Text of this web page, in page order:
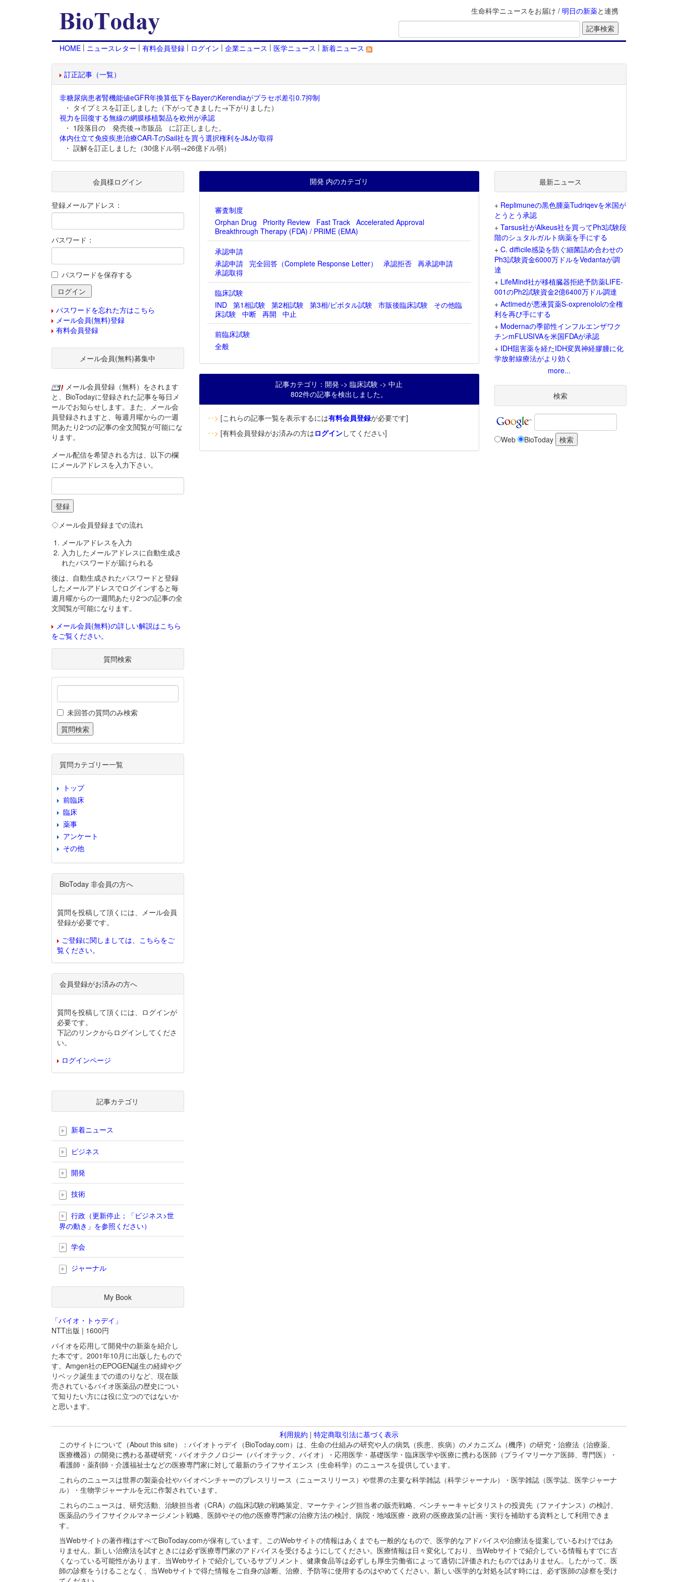
生命科学ニュースをお届け / 明日の新薬と連携
HOME | ニュースレター | 有料会員登録 | ログイン | 企業ニュース | 医学ニュース | 新着ニュース
訂正記事（一覧）
非糖尿病患者腎機能値eGFR年換算低下をBayerのKerendiaがプラセボ差引0.7抑制
・ タイプミスを訂正しました（下がってきました→下がりました）
視力を回復する無線の網膜移植製品を欧州が承認
・ 1段落目の 発売後→市販品 に訂正しました。
体内仕立て免疫疾患治療CAR-TのSail社を買う選択権利をJ&Jが取得
・ 誤解を訂正しました（30億ドル弱→26億ドル弱）
開発 内のカテゴリ
審査制度
Orphan Drug
Priority Review Fast Track
Accelerated Approval
Breakthrough Therapy (FDA) / PRIME (EMA)
承認申請
承認申請
完全回答（Complete Response Letter） 承認拒否
再承認申請
承認取得
臨床試験
IND
第1相試験 第2相試験 第3相/ピボタル試験 市販後臨床試験
その他臨
床試験
中断 再開
中止
前臨床試験
全般
記事カテゴリ：開発 -> 臨床試験 -> 中止
802件の記事を検出しました。
‥> [これらの記事一覧を表示するには有料会員登録が必要です]
‥> [有料会員登録がお済みの方はログインしてください]
会員様ログイン
登録メールアドレス：
パスワード：
パスワードを保存する
パスワードを忘れた方はこちら
メール会員(無料)登録
有料会員登録
メール会員(無料)募集中
メール会員登録（無料）をされます
と、BioTodayに登録された記事を毎日メ
ールでお知らせします。また、メール会
員登録されますと、毎週月曜からの一週
間あたり2つの記事の全文閲覧が可能にな
ります。
メール配信を希望される方は、以下の欄
にメールアドレスを入力下さい。
◇メール会員登録までの流れ
メールアドレスを入力
入力したメールアドレスに自動生成さ
れたパスワードが届けられる
後は、自動生成されたパスワードと登録
したメールアドレスでログインすると毎
週月曜からの一週間あたり2つの記事の全
文閲覧が可能になります。
メール会員(無料)の詳しい解説はこちら
をご覧ください。
質問検索
未回答の質問のみ検索
質問カテゴリー一覧
トップ
前臨床
臨床
薬事
アンケート
その他
BioToday 非会員の方へ
質問を投稿して頂くには、メール会員
登録が必要です。
ご登録に関しましては、こちらをご
覧ください。
会員登録がお済みの方へ
質問を投稿して頂くには、ログインが
必要です。
下記のリンクからログインしてくださ
い。
ログインページ
記事カテゴリ
新着ニュース
ビジネス
開発
技術
行政（更新停止；「ビジネス>世
界の動き」を参照ください）
学会
ジャーナル
My Book
「バイオ・トゥデイ」
NTT出版 | 1600円
バイオを応用して開発中の新薬を紹介し
た本です。2001年10月に出版したもので
す。Amgen社のEPOGEN誕生の経緯やグ
リベック誕生までの道のりなど、現在販
売されているバイオ医薬品の歴史につい
て知りたい方には役に立つのではないか
と思います。
最新ニュース
+ Replimuneの黒色腫薬Tudriqevを米国が
とうとう承認
+ Tarsus社がAlkeus社を買ってPh3試験段
階のシュタルガルト病薬を手にする
+ C. difficile感染を防ぐ細菌詰め合わせの
Ph3試験資金6000万ドルをVedantaが調
達
+ LifeMind社が移植臓器拒絶予防薬LIFE-
001のPh2試験資金2億6400万ドル調達
+ Actimedが悪液質薬S-oxprenololの全権
利を再び手にする
+ Modernaの季節性インフルエンザワク
チンmFLUSIVAを米国FDAが承認
+ IDH阻害薬を経たIDH変異神経膠腫に化
学放射線療法がより効く
more...
検索
Web BioToday
利用規約 | 特定商取引法に基づく表示
このサイトについて（About this site）：バイオトゥデイ（BioToday.com）は、生命の仕組みの研究や人の病気（疾患、疾病）のメカニズム（機序）の研究・治療法（治療薬、
医療機器）の開発に携わる基礎研究・バイオテクノロジー（バイオテック、バイオ）・応用医学・基礎医学・臨床医学や医療に携わる医師（プライマリーケア医師、専門医）・
看護師・薬剤師・介護福祉士などの医療専門家に対して最新のライフサイエンス（生命科学）のニュースを提供しています。
これらのニュースは世界の製薬会社やバイオベンチャーのプレスリリース（ニュースリリース）や世界の主要な科学雑誌（科学ジャーナル）・医学雑誌（医学誌、医学ジャーナ
ル）・生物学ジャーナルを元に作製されています。
これらのニュースは、研究活動、治験担当者（CRA）の臨床試験の戦略策定、マーケティング担当者の販売戦略、ベンチャーキャピタリストの投資先（ファイナンス）の検討、
医薬品のライフサイクルマネージメント戦略、医師やその他の医療専門家の治療方法の検討、病院・地域医療・政府の医療政策の計画・実行を補助する資料として利用できま
す。
当Webサイトの著作権はすべてBioToday.comが保有しています。このWebサイトの情報はあくまでも一般的なもので、医学的なアドバイスや治療法を提案しているわけではあ
りません。新しい治療法を試すときには必ず医療専門家のアドバイスを受けるようにしてください。医療情報は日々変化しており、当Webサイトで紹介している情報もすでに古
くなっている可能性があります。当Webサイトで紹介しているサプリメント、健康食品等は必ずしも厚生労働省によって適切に評価されたものではありません。したがって、医
師の診察をうけることなく、当Webサイトで得た情報をご自身の診断、治療、予防等に使用するのはやめてください。新しい医学的な対処を試す時には、必ず医師の診察を受け